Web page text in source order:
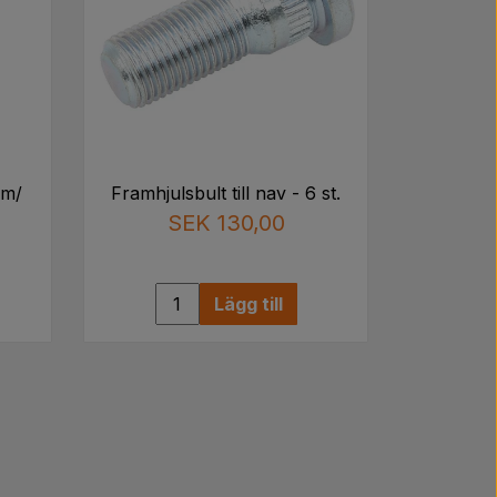
D2NN1007L, E6NN1007LA,
81812445, 81821919,
Framhjulsbult till nav - 6 st.
SEK 130,00
Lägg till